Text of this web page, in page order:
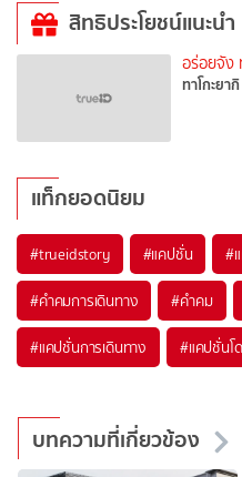
สิทธิประโยชน์แนะนำ
อร่อยจัง
ทาโกะยากิ
แท็กยอดนิยม
#trueidstory #แคปชั่น #
#คำคมการเดินทาง #คำคม
#แคปชั่นการเดินทาง #แคปชั่นโ
บทความที่เกี่ยวข้อง